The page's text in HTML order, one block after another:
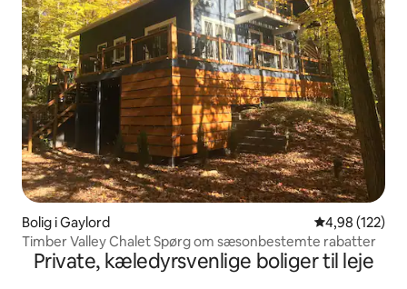
Bolig i Gaylord 4,98 ud af 5 i
4,98 (122)
Timber Valley Chalet Spørg om sæsonbestemte rabatter
Private, kæledyrsvenlige boliger til leje